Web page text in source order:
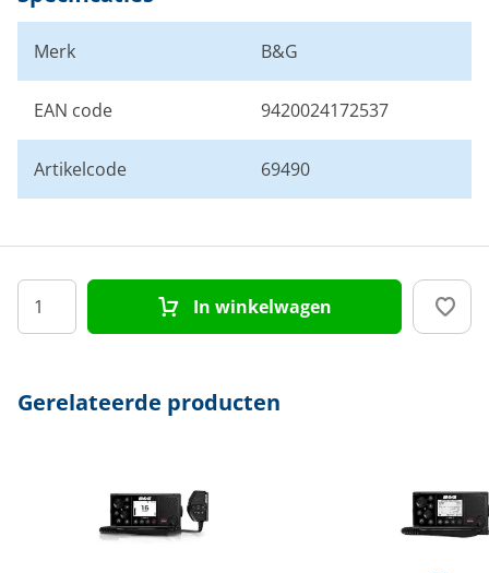
Merk B&G
EAN code 9420024172537
Artikelcode 69490
In winkelwagen
Gerelateerde producten